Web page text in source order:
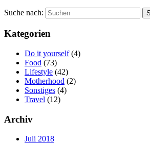
Suche nach:
Kategorien
Do it yourself (4)
Food (73)
Lifestyle (42)
Motherhood (2)
Sonstiges (4)
Travel (12)
Archiv
Juli 2018